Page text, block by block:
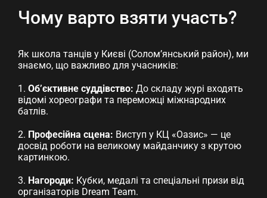
Чому варто взяти участь?
Як школа танців у Києві (Солом’янський район), ми
знаємо, що важливо для учасників:
1. Об’єктивне суддівство: До складу журі входять
відомі хореографи та переможці міжнародних
батлів.
2. Професійна сцена: Виступ у КЦ «Оазис» — це
досвід роботи на великому майданчику з крутою
картинкою.
3. Нагороди: Кубки, медалі та спеціальні призи від
організаторів Dream Team.